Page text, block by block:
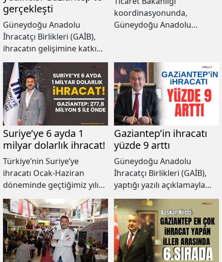
gerçekleşti
Güneydoğu Anadolu
İhracatçı Birlikleri (GAİB),
ihracatın gelişimine katkı
sağlamak ve üyelerinin
ihracat kapasitelerini
artırmak amacıyla önemli
projelere imza atmaya
devam ediyor.
koordinasyonunda,
Güneydoğu Anadolu
gerçekleştirilen 62. Şam
Uluslararası Fuarı, rekor bir
katılımla kapılarını açtı.
Suriye’ye 6 ayda 1
milyar dolarlık ihracat!
Türkiye’nin Suriye’ye
ihracatı Ocak-Haziran
döneminde geçtiğimiz yılın
aynı dönemine göre %45
yükselişle 1 milyar dolara
ulaştı.
Gaziantep’in ihracatı
yüzde 9 arttı
Güneydoğu Anadolu
İhracatçı Birlikleri (GAİB),
yaptığı yazılı açıklamayla
nisan ayı ihracat
rakamlarını kamuoyuyla
paylaştı.